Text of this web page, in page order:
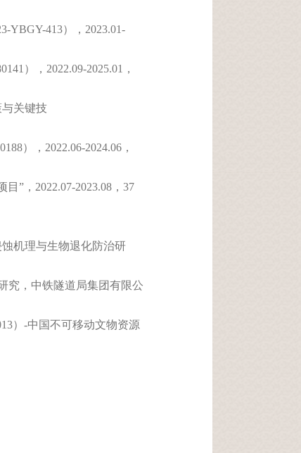
YBGY-413），2023.01-
），2022.09-2025.01，
关键技
），2022.06-2024.06，
”，2022.07-2023.08，37
机理与生物退化防治研
究，中铁隧道局集团有限公
）-中国不可移动文物资源